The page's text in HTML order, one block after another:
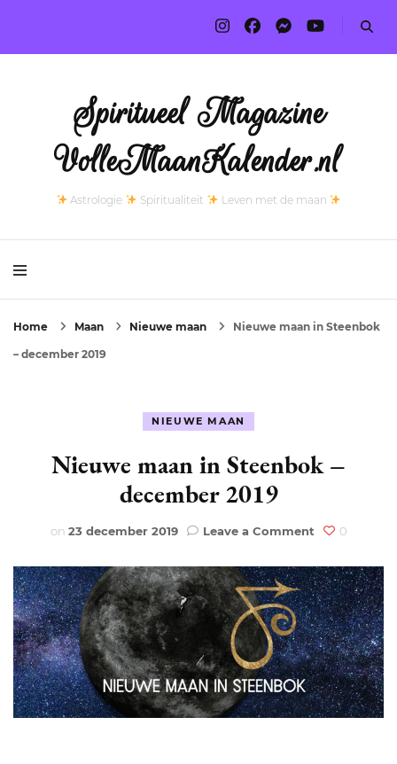
Spiritueel Magazine
VolleMaanKalender.nl
Astrologie Spiritualiteit Leven met de maan
Home Maan Nieuwe maan Nieuwe maan in Steenbok
– december 2019
NIEUWE MAAN
Nieuwe maan in Steenbok –
december 2019
on 23 december 2019 Leave a Commenton
maan
in
Steenbok
–
december
2019
0